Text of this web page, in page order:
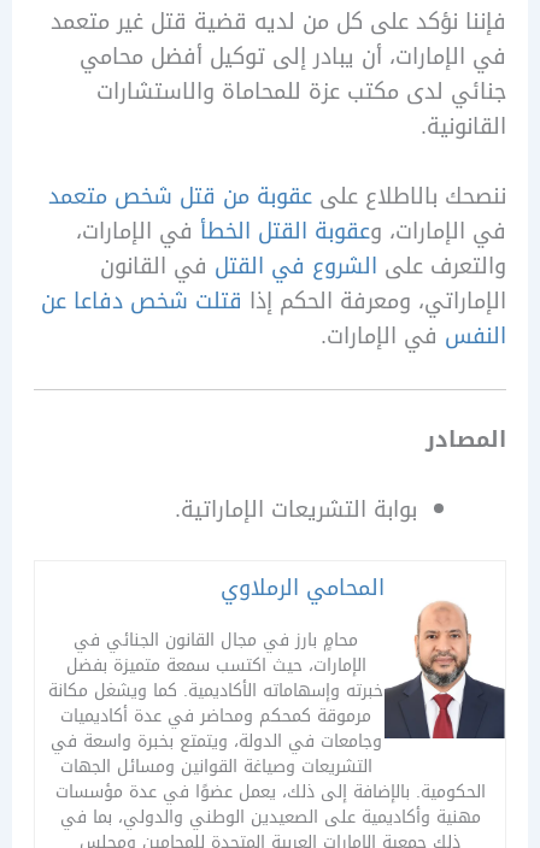
نؤكد على كل من لديه قضية قتل غير متعمد
أن يبادر إلى توكيل أفضل محامي
لدى مكتب عزة للمحاماة والاستشارات
بالاطلاع علىعقوبة من قتل شخص متعمد
وعقوبة القتل الخطأفي الإمارات،
علىالشروع في القتلفي القانون
ومعرفة الحكم إذاقتلت شخص دفاعا عن
في الإمارات.
بوابة التشريعات الإماراتية.
المحامي الرملاوي
محامٍ بارز في مجال القانون الجنائي في
الإمارات، حيث اكتسب سمعة متميزة بفضل
خبرته وإسهاماته الأكاديمية. كما ويشغل مكانة
مرموقة كمحكم ومحاضر في عدة أكاديميات
وجامعات في الدولة، ويتمتع بخبرة واسعة في
التشريعات وصياغة القوانين ومسائل الجهات
بالإضافة إلى ذلك، يعمل عضوًا في عدة مؤسسات
وأكاديمية على الصعيدين الوطني والدولي، بما في